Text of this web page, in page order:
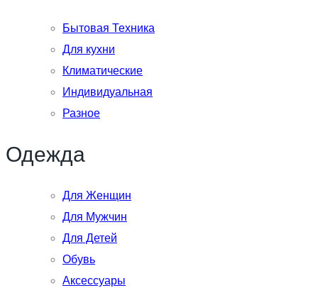
Бытовая Техника
Для кухни
Климатические
Индивидуальная
Разное
Одежда
Для Женщин
Для Мужчин
Для Детей
Обувь
Аксессуары